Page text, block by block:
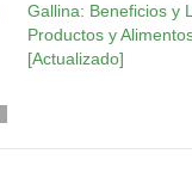
Gallina: Beneficios y
Productos y
[Actualizado]